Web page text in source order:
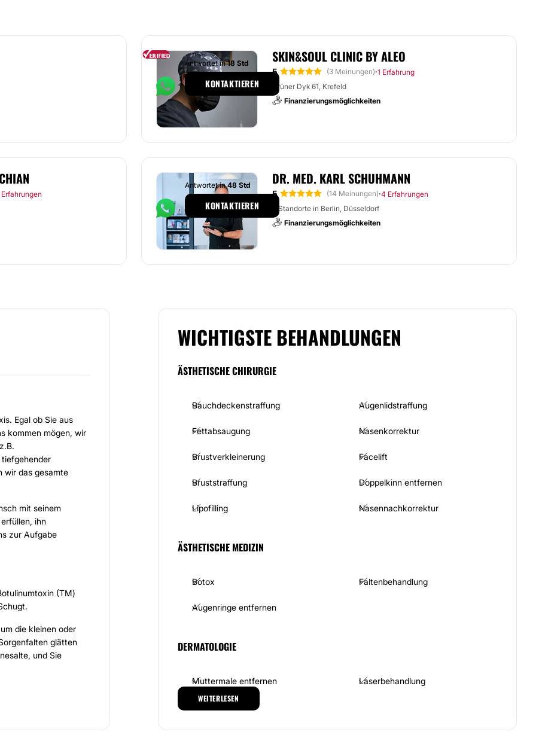
SKIN&SOUL CLINIC BY ALEO
5 (3 Meinungen)·1 Erfahrung
Grüner Dyk 61, Krefeld
Finanzierungsmöglichkeiten
Antwortet in18 Std
KONTAKTIEREN
DR. MED. KARL SCHUHMANN
5 (14 Meinungen)·4 Erfahrungen
2 Standorte in Berlin, Düsseldorf
Finanzierungsmöglichkeiten
Antwortet in48 Std
KONTAKTIEREN
Egal ob Sie aus
kommen mögen, wir
wir das gesamte
mit seinem
ihn
zur Aufgabe
(TM)
die kleinen oder
glätten
und Sie
oder
WICHTIGSTE BEHANDLUNGEN
ÄSTHETISCHE CHIRURGIE
Bauchdeckenstraffung Augenlidstraffung
Fettabsaugung Nasenkorrektur
Brustverkleinerung Facelift
Bruststraffung Doppelkinn entfernen
Lipofilling Nasennachkorrektur
ÄSTHETISCHE MEDIZIN
Botox Faltenbehandlung
Augenringe entfernen
DERMATOLOGIE
Muttermale entfernen Laserbehandlung
Warzen entfernen
WEITERLESEN